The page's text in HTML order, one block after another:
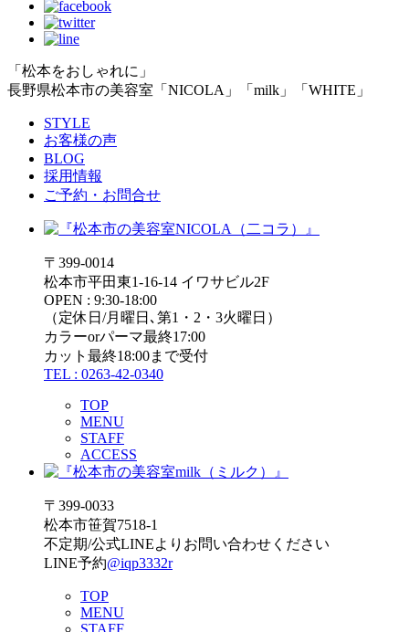
「松本をおしゃれに」
長野県松本市の美容室「NICOLA」「milk」「WHITE」
STYLE
お客様の声
BLOG
採用情報
ご予約・お問合せ
〒399-0014
松本市平田東1-16-14 イワサビル2F
OPEN : 9:30-18:00
（定休日/月曜日､第1・2・3火曜日）
カラーorパーマ最終17:00
カット最終18:00まで受付
TEL : 0263-42-0340
TOP
MENU
STAFF
ACCESS
〒399-0033
松本市笹賀7518-1
不定期/公式LINEよりお問い合わせください
LINE予約@iqp3332r
TOP
MENU